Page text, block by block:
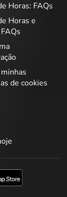
Horas: FAQs
Horas e
de cookies